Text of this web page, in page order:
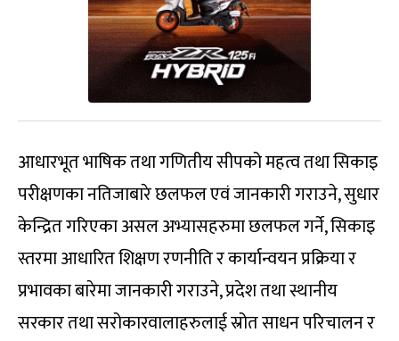
आधारभूत भाषिक तथा गणितीय सीपको महत्व तथा सिकाइ
परीक्षणका नतिजाबारे छलफल एवं जानकारी गराउने, सुधार
केन्द्रित गरिएका असल अभ्यासहरुमा छलफल गर्ने, सिकाइ
स्तरमा आधारित शिक्षण रणनीति र कार्यान्वयन प्रक्रिया र
प्रभावका बारेमा जानकारी गराउने, प्रदेश तथा स्थानीय
सरकार तथा सरोकारवालाहरुलाई स्रोत साधन परिचालन र